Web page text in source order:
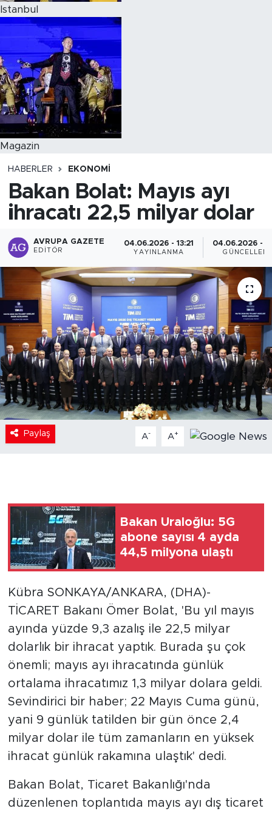
Istanbul
Magazin
HABERLER EKONOMI
Bakan Bolat: Mayıs ayı
ihracatı 22,5 milyar dolar
AVRUPA GAZETE
EDITÖR
04.06.2026 - 13:21
YAYINLANMA
04.06.2026 -
Paylaş A- A+
Bakan Uraloğlu: 5G
abone sayısı 4 ayda
44,5 milyona ulaştı
Kübra SONKAYA/ANKARA, (DHA)-
TİCARET Bakanı Ömer Bolat, 'Bu yıl mayıs
ayında yüzde 9,3 azalış ile 22,5 milyar
dolarlık bir ihracat yaptık. Burada şu çok
önemli; mayıs ayı ihracatında günlük
ortalama ihracatımız 1,3 milyar dolara geldi.
Sevindirici bir haber; 22 Mayıs Cuma günü,
yani 9 günlük tatilden bir gün önce 2,4
milyar dolar ile tüm zamanların en yüksek
ihracat günlük rakamına ulaştık' dedi.
Bakan Bolat, Ticaret Bakanlığı'nda
düzenlenen toplantıda mayıs ayı dış ticaret